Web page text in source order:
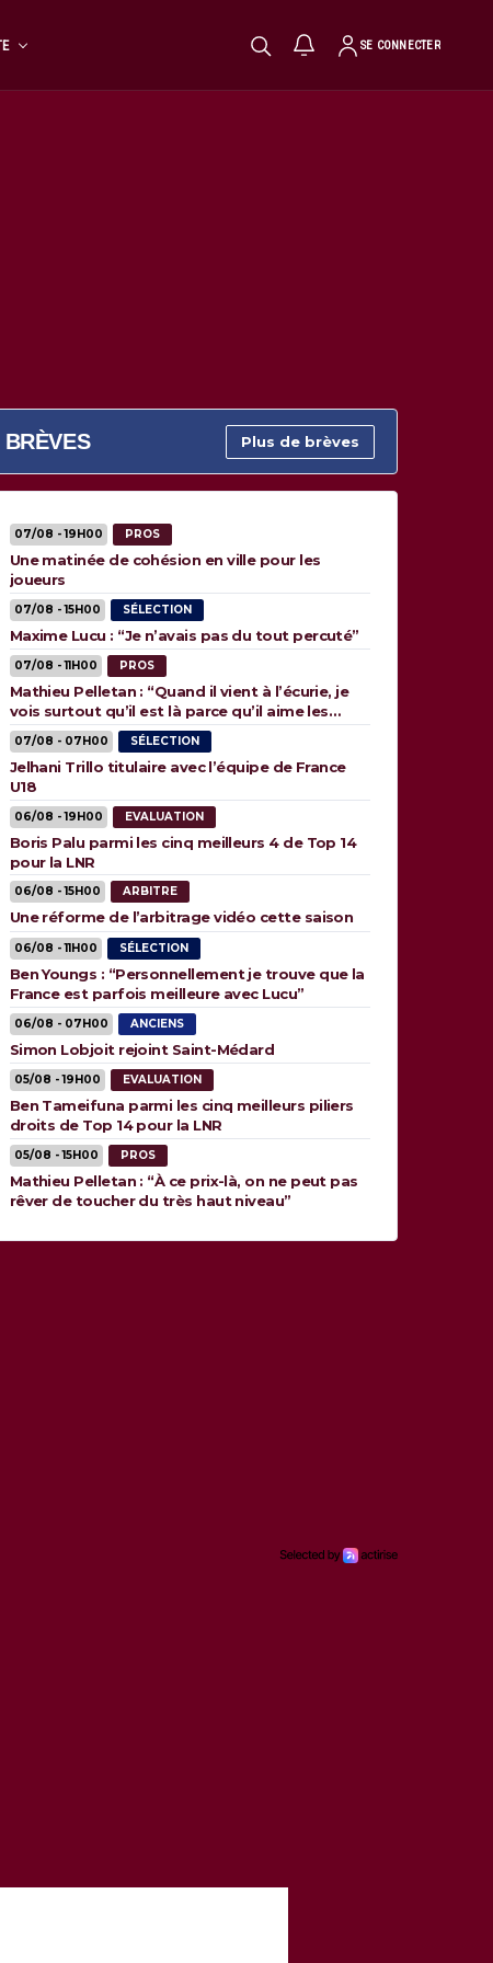
SE CONNECTER
BRÈVES Plus de brèves
07/08 - 19H00 PROS
Une matinée de cohésion en ville pour les
joueurs
07/08 - 15H00 SÉLECTION
Maxime Lucu : “Je n’avais pas du tout percuté”
07/08 - 11H00 PROS
Mathieu Pelletan : “Quand il vient à l’écurie, je
vois surtout qu’il est là parce qu’il aime les
animaux”
07/08 - 07H00 SÉLECTION
Jelhani Trillo titulaire avec l’équipe de France
U18
06/08 - 19H00 EVALUATION
Boris Palu parmi les cinq meilleurs 4 de Top 14
pour la LNR
06/08 - 15H00 ARBITRE
Une réforme de l’arbitrage vidéo cette saison
06/08 - 11H00 SÉLECTION
Ben Youngs : “Personnellement je trouve que la
France est parfois meilleure avec Lucu”
06/08 - 07H00 ANCIENS
Simon Lobjoit rejoint Saint-Médard
05/08 - 19H00 EVALUATION
Ben Tameifuna parmi les cinq meilleurs piliers
droits de Top 14 pour la LNR
05/08 - 15H00 PROS
Mathieu Pelletan : “À ce prix-là, on ne peut pas
rêver de toucher du très haut niveau”